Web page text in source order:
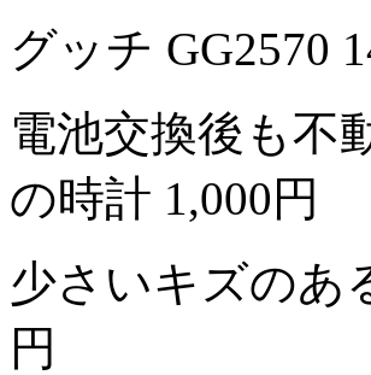
グッチ GG2570
電池交換後も不
の時計 1,000円
少さいキズのあ
円